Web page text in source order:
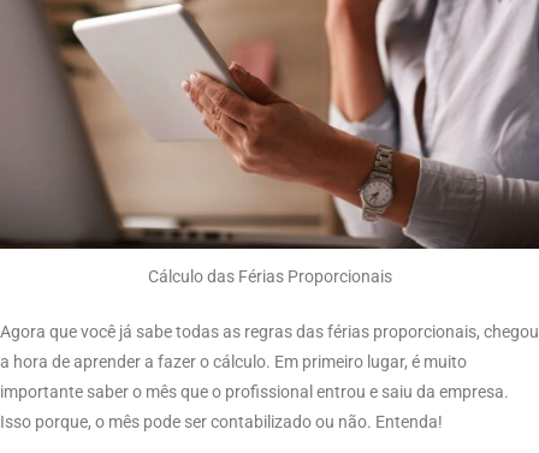
Cálculo das Férias Proporcionais
Agora que você já sabe todas as regras das férias proporcionais, chegou
a hora de aprender a fazer o cálculo. Em primeiro lugar, é muito
importante saber o mês que o profissional entrou e saiu da empresa.
Isso porque, o mês pode ser contabilizado ou não. Entenda!